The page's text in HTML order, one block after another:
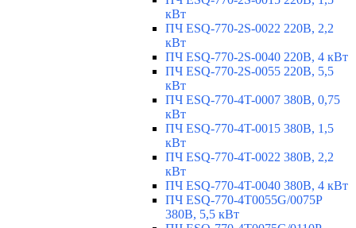
кВт
ПЧ ESQ-770-2S-0022 220В, 2,2
кВт
ПЧ ESQ-770-2S-0040 220В, 4 кВт
ПЧ ESQ-770-2S-0055 220В, 5,5
кВт
ПЧ ESQ-770-4T-0007 380В, 0,75
кВт
ПЧ ESQ-770-4T-0015 380В, 1,5
кВт
ПЧ ESQ-770-4T-0022 380В, 2,2
кВт
ПЧ ESQ-770-4T-0040 380В, 4 кВт
ПЧ ESQ-770-4T0055G/0075P
380В, 5,5 кВт